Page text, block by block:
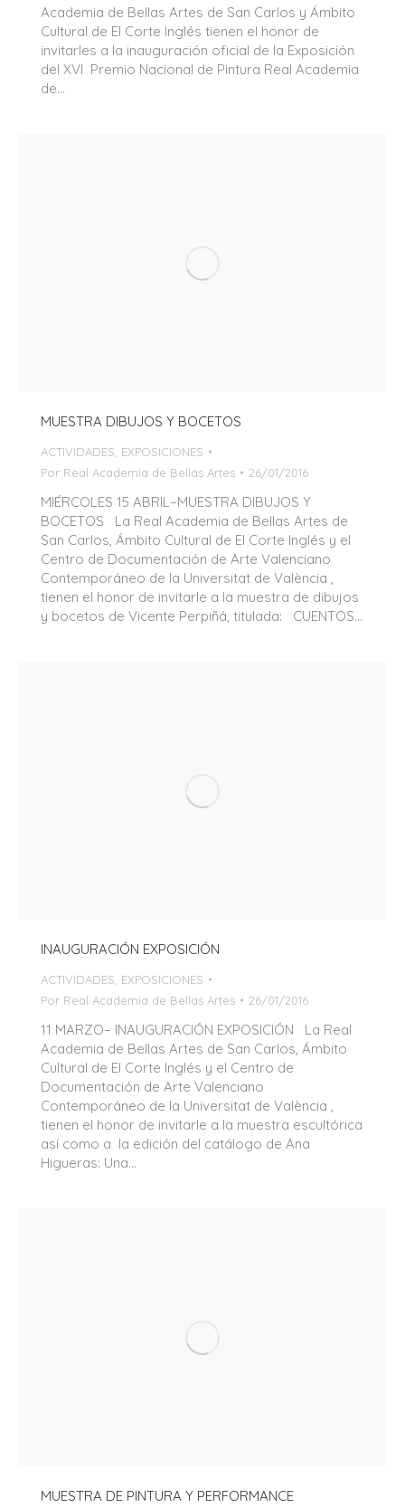
Academia de Bellas Artes de San Carlos y Ámbito
Cultural de El Corte Inglés tienen el honor de
invitarles a la inauguración oficial de la Exposición
del XVI Premio Nacional de Pintura Real Academia
de…
MUESTRA DIBUJOS Y BOCETOS
ACTIVIDADES EXPOSICIONES
Por Real Academia de Bellas Artes 26/01/2016
MIÉRCOLES 15 ABRIL–MUESTRA DIBUJOS Y
BOCETOS La Real Academia de Bellas Artes de
San Carlos, Ámbito Cultural de El Corte Inglés y el
Centro de Documentación de Arte Valenciano
Contemporáneo de la Universitat de València ,
tienen el honor de invitarle a la muestra de dibujos
y bocetos de Vicente Perpiñá, titulada: CUENTOS…
INAUGURACIÓN EXPOSICIÓN
ACTIVIDADES EXPOSICIONES
Por Real Academia de Bellas Artes 26/01/2016
11 MARZO– INAUGURACIÓN EXPOSICIÓN La Real
Academia de Bellas Artes de San Carlos, Ámbito
Cultural de El Corte Inglés y el Centro de
Documentación de Arte Valenciano
Contemporáneo de la Universitat de València ,
tienen el honor de invitarle a la muestra escultórica
así como a la edición del catálogo de Ana
Higueras: Una…
MUESTRA DE PINTURA Y PERFORMANCE